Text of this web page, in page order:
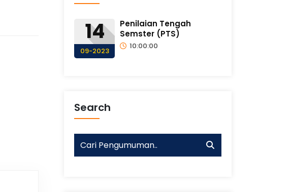
14
09-2023
Penilaian Tengah
Semster (PTS)
10:00:00
Search